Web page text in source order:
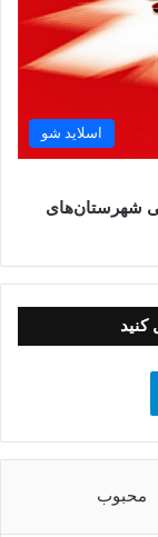
اسلاید شو
شهرستان‌های
محبوب